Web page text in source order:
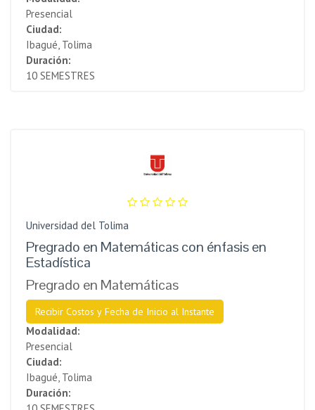
Presencial
Ciudad:
Ibagué, Tolima
Duración:
10 SEMESTRES
Universidad del Tolima
Pregrado en Matemáticas con énfasis en
Estadística
Pregrado en Matemáticas
Recibir Costos y Fecha de Inicio al Instante
Modalidad:
Presencial
Ciudad:
Ibagué, Tolima
Duración: